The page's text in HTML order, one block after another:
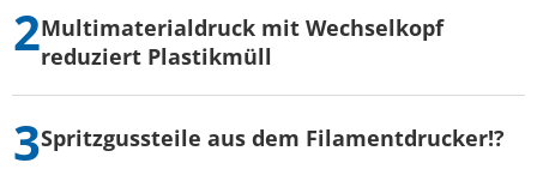
Multimaterialdruck mit Wechselkopf
reduziert Plastikmüll
Spritzgussteile aus dem Filamentdrucker!?